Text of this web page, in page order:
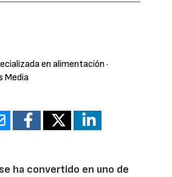
en alimentación ·
Media
ha convertido en uno de